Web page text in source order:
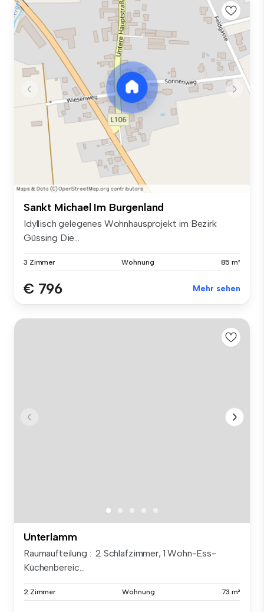
Sankt Michael Im Burgenland
Idyllisch gelegenes Wohnhausprojekt im Bezirk
Güssing Die...
3 Zimmer Wohnung 85 m²
€ 796 Mehr sehen
Unterlamm
Raumaufteilung : 2 Schlafzimmer, 1 Wohn-Ess-
Küchenbereic...
2 Zimmer Wohnung 73 m²